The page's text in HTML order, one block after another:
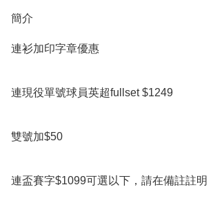
簡介
連衫加印字章優惠
連現役單號球員英超fullset $1249
雙號加$50
連盃賽字$1099可選以下，請在備註註明